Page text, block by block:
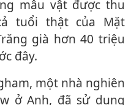
mẫu vật được thu
tuổi thật của Mặt
già hơn 40 triệu
đây.
ở Anh, đã sử dụng